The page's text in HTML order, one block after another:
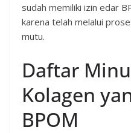
sudah memiliki izin edar
karena telah melalui
mutu.
Daftar
Kolagen
BPOM